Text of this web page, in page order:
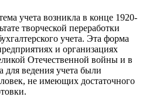
учета возникла в конце 1920-
творческой переработки
учета. Эта форма
и организациях
Отечественной войны и в
для ведения учета были
не имеющих достаточного